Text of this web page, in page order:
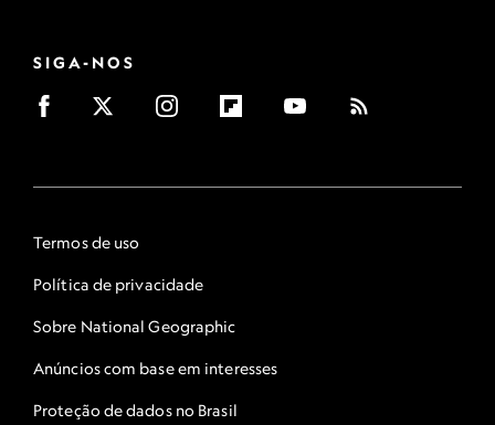
SIGA-NOS
Termos de uso
Política de privacidade
Sobre National Geographic
Anúncios com base em interesses
Proteção de dados no Brasil